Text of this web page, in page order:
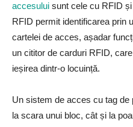
accesului sunt cele cu RFID
RFID permit identificarea prin
cartelei de acces, așadar
un cititor de carduri RFID,
ieșirea dintr-o locuință.
Un sistem de acces cu tag de
la scara unui bloc, cât și la